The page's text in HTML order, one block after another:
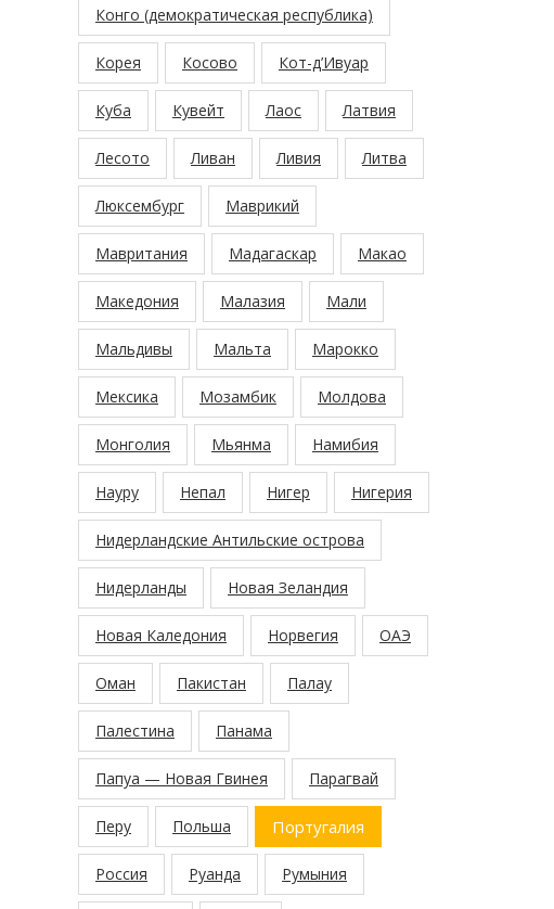
Конго (демократическая республика)
Корея Косово Кот-д’Ивуар
Куба Кувейт Лаос Латвия
Лесото Ливан Ливия Литва
Люксембург Маврикий
Мавритания Мадагаскар Макао
Македония Малазия Мали
Мальдивы Мальта Марокко
Мексика Мозамбик Молдова
Монголия Мьянма Намибия
Науру Непал Нигер Нигерия
Нидерландские Антильские острова
Нидерланды Новая Зеландия
Новая Каледония Норвегия ОАЭ
Оман Пакистан Палау
Палестина Панама
Папуа — Новая Гвинея Парагвай
Перу Польша Португалия
Россия Руанда Румыния